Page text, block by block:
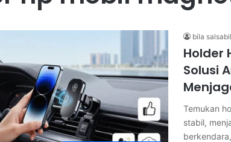
bila
Holder
Solusi
Temukan
stabil,